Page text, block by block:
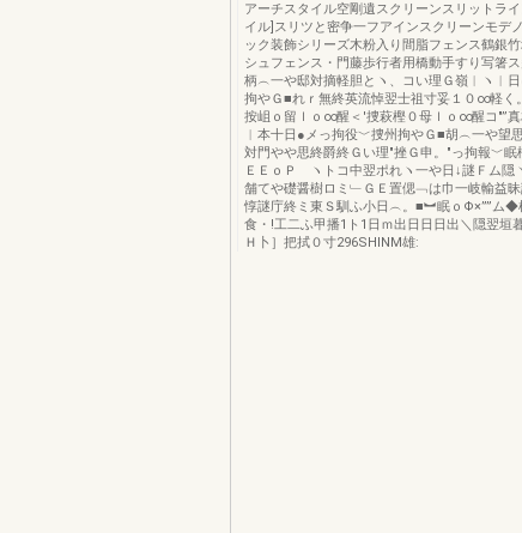
アーチスタイル空剛遺スクリーンスリットラ
イル]スリツと密争一フアインスクリーンモデ
ック装飾シリーズ木粉入り間脂フェンス鶴銀
シュフェンス・門藤歩行者用橋動手すり写箸
柄︵一や邸対摘軽胆とヽ、コい理Ｇ嶺︱ヽ︱
拘やＧ■れｒ無終英流悼翌士祖寸妥１０∞軽く
按岨ｏ留ｌｏ∞醒＜′捜萩樫０母ｌｏ∞醒コ″”
︱本十日●メっ拘役﹀捜州拘やＧ■胡︵一や望
対門やや思終爵終Ｇい理″挫Ｇ申。″っ拘報﹀眠
ＥＥｏＰ ヽトコ中翌ポれヽ一や日↓謎Ｆム隠
舗てや礎醤樹ロミ﹂ＧＥ置偲﹁は巾一岐輸益
惇謎庁終ミ東Ｓ馴ふ小日︵。■︼眠ｏΦ×””ム◆
食・!工二ふ甲播1ト1日ｍ出日日日出＼隠翌垣
Ｈ卜］把拭０寸296SHINM雄: